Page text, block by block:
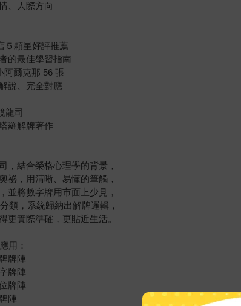
、人際方向
５顆星好評推薦
的最佳學習指南
阿爾克那 56 張
說、完全對應
龍司
羅解牌著作
，結合榮格心理學的背景，
祕，用清晰、易懂的筆觸，
並將數字牌用市面上少見，
類，系統歸納出解牌邏輯，
更實際準確，更貼近生活。
用：
牌陣
牌陣
牌陣
陣